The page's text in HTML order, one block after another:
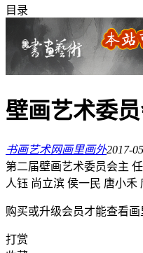
目录
壁画艺术委
书画艺术网画里画外2017-
第二届壁画艺术委员会主
人钰 尚立滨 侯一民 唐小禾
购买或升级会员才能查看画
打赏